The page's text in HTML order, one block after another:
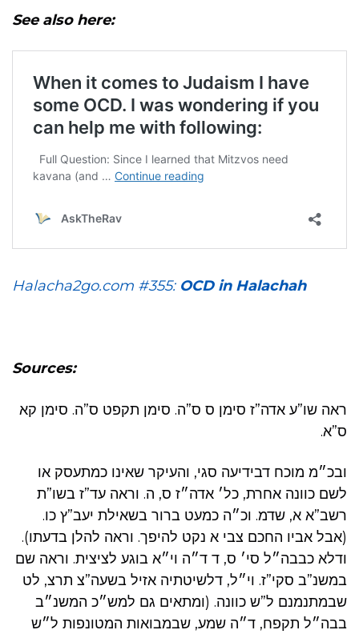
See also here:
Halacha2go.com #355: OCD in Halachah
Sources:
ראה שו”ע אדה”ז סימן ס ס”ה. סימן תקפט ס”ה. סימן קא
ס”א.
ובכ״מ מוכח דבידיעה סגי, והעיקר שאינו כמתעסק או
לשם כוונה אחרת, כל׳ אדה״ז ס, ה. וראה עד”ז בשו”ת
רשב”א א, שדמ. וכ״ה כמעט ברור בשאילת יעב”ץ כו.
(אבל אביו החכם צבי א נקט להיפך. וראה להלן בדעתו).
ודלא כבבה״ל סי׳ ס, ד ד״ה וי״א בוגע לציצית. וראה שם
במשנ”ב סקי”ז. וי״ל, דלשיטתיה אזיל בשעה”צ תרצ, לט
שבמתנמנם ל”ש כוונה. (ומתאים גם למש״כ המשנ״ב
בבה״ל תקפח, ד״ה שמע, שבמבואות המטונפות ל״ש